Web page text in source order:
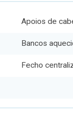
Apoios de
Bancos
Fecho